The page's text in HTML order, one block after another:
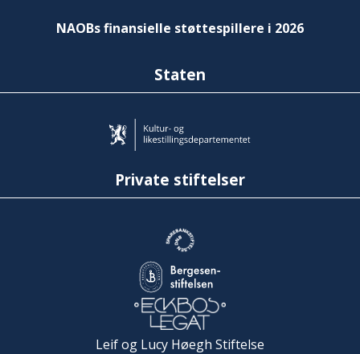
NAOBs finansielle støttespillere i 2026
Staten
Private stiftelser
Leif og Lucy Høegh Stiftelse